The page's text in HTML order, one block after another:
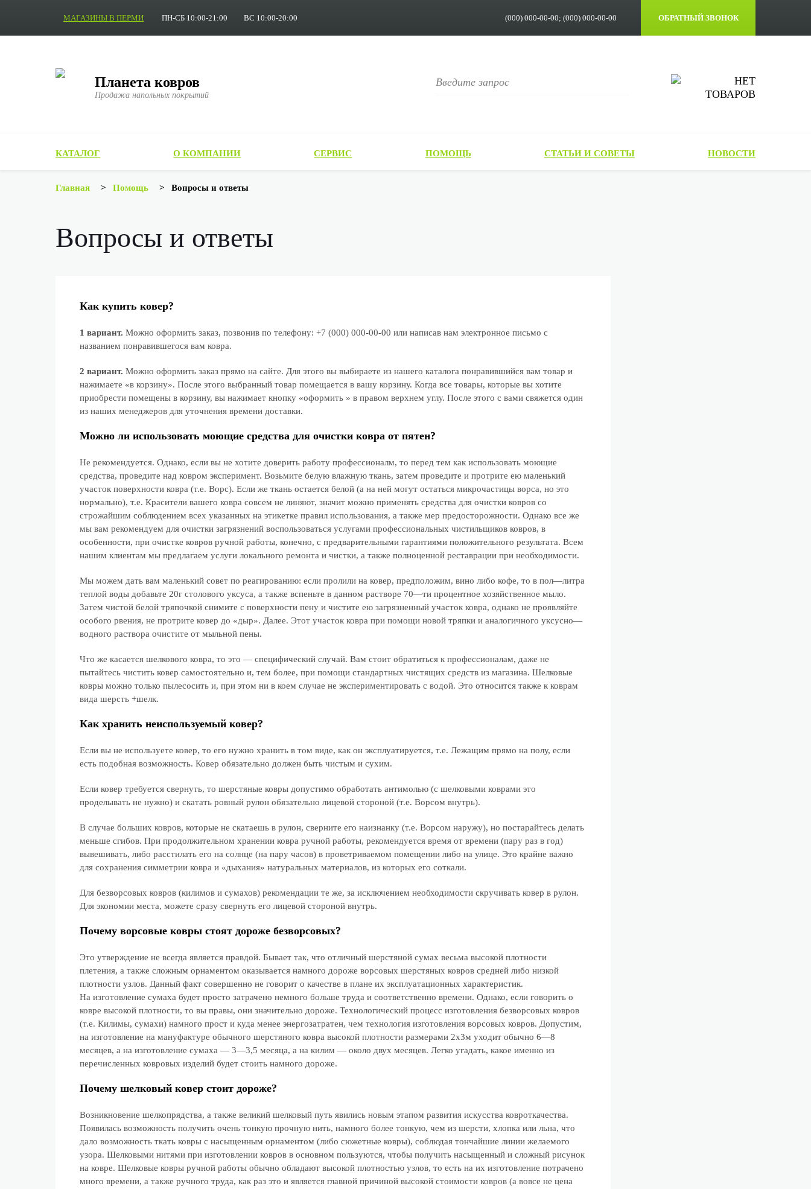
МАГАЗИНЫ В ПЕРМИ ПН-СБ 10:00-21:00 ВС 10:00-20:00 (000) 000-00-00; (000) 000-00-00 ОБРАТНЫЙ ЗВОНОК
Планета ковров
Продажа напольных покрытий
НЕТ
ТОВАРОВ
КАТАЛОГ О КОМПАНИИ СЕРВИС ПОМОЩЬ СТАТЬИ И СОВЕТЫ НОВОСТИ
Главная > Помощь > Вопросы и ответы
Вопросы и ответы
Как купить ковер?
1 вариант. Можно оформить заказ, позвонив по телефону: +7 (000) 000-00-00 или написав нам электронное письмо с
названием понравившегося вам ковра.
2 вариант. Можно оформить заказ прямо на сайте. Для этого вы выбираете из нашего каталога понравившийся вам товар и
нажимаете «в корзину». После этого выбранный товар помещается в вашу корзину. Когда все товары, которые вы хотите
приобрести помещены в корзину, вы нажимает кнопку «оформить » в правом верхнем углу. После этого с вами свяжется один
из наших менеджеров для уточнения времени доставки.
Можно ли использовать моющие средства для очистки ковра от пятен?
Не рекомендуется. Однако, если вы не хотите доверить работу профессионалм, то перед тем как использовать моющие
средства, проведите над ковром эксперимент. Возьмите белую влажную ткань, затем проведите и протрите ею маленький
участок поверхности ковра (т.е. Ворс). Если же ткань остается белой (а на ней могут остаться микрочастицы ворса, но это
нормально), т.е. Красители вашего ковра совсем не линяют, значит можно применять средства для очистки ковров со
строжайшим соблюдением всех указанных на этикетке правил использования, а также мер предосторожности. Однако все же
мы вам рекомендуем для очистки загрязнений воспользоваться услугами профессиональных чистильщиков ковров, в
особенности, при очистке ковров ручной работы, конечно, с предварительными гарантиями положительного результата. Всем
нашим клиентам мы предлагаем услуги локального ремонта и чистки, а также полноценной реставрации при необходимости.
Мы можем дать вам маленький совет по реагированию: если пролили на ковер, предположим, вино либо кофе, то в пол—литра
теплой воды добавьте 20г столового уксуса, а также вспеньте в данном растворе 70—ти процентное хозяйственное мыло.
Затем чистой белой тряпочкой снимите с поверхности пену и чистите ею загрязненный участок ковра, однако не проявляйте
особого рвения, не протрите ковер до «дыр». Далее. Этот участок ковра при помощи новой тряпки и аналогичного уксусно—
водного раствора очистите от мыльной пены.
Что же касается шелкового ковра, то это — специфический случай. Вам стоит обратиться к профессионалам, даже не
пытайтесь чистить ковер самостоятельно и, тем более, при помощи стандартных чистящих средств из магазина. Шелковые
ковры можно только пылесосить и, при этом ни в коем случае не экспериментировать с водой. Это относится также к коврам
вида шерсть +шелк.
Как хранить неиспользуемый ковер?
Если вы не используете ковер, то его нужно хранить в том виде, как он эксплуатируется, т.е. Лежащим прямо на полу, если
есть подобная возможность. Ковер обязательно должен быть чистым и сухим.
Если ковер требуется свернуть, то шерстяные ковры допустимо обработать антимолью (с шелковыми коврами это
проделывать не нужно) и скатать ровный рулон обязательно лицевой стороной (т.е. Ворсом внутрь).
В случае больших ковров, которые не скатаешь в рулон, сверните его наизнанку (т.е. Ворсом наружу), но постарайтесь делать
меньше сгибов. При продолжительном хранении ковра ручной работы, рекомендуется время от времени (пару раз в год)
вывешивать, либо расстилать его на солнце (на пару часов) в проветриваемом помещении либо на улице. Это крайне важно
для сохранения симметрии ковра и «дыхания» натуральных материалов, из которых его соткали.
Для безворсовых ковров (килимов и сумахов) рекомендации те же, за исключением необходимости скручивать ковер в рулон.
Для экономии места, можете сразу свернуть его лицевой стороной внутрь.
Почему ворсовые ковры стоят дороже безворсовых?
Это утверждение не всегда является правдой. Бывает так, что отличный шерстяной сумах весьма высокой плотности
плетения, а также сложным орнаментом оказывается намного дороже ворсовых шерстяных ковров средней либо низкой
плотности узлов. Данный факт совершенно не говорит о качестве в плане их эксплуатационных характеристик.
На изготовление сумаха будет просто затрачено немного больше труда и соответственно времени. Однако, если говорить о
ковре высокой плотности, то вы правы, они значительно дороже. Технологический процесс изготовления безворсовых ковров
(т.е. Килимы, сумахи) намного прост и куда менее энергозатратен, чем технология изготовления ворсовых ковров. Допустим,
на изготовление на мануфактуре обычного шерстяного ковра высокой плотности размерами 2х3м уходит обычно 6—8
месяцев, а на изготовление сумаха — 3—3,5 месяца, а на килим — около двух месяцев. Легко угадать, какое именно из
перечисленных ковровых изделий будет стоить намного дороже.
Почему шелковый ковер стоит дороже?
Возникновение шелкопрядства, а также великий шелковый путь явились новым этапом развития искусства ковроткачества.
Появилась возможность получить очень тонкую прочную нить, намного более тонкую, чем из шерсти, хлопка или льна, что
дало возможность ткать ковры с насыщенным орнаментом (либо сюжетные ковры), соблюдая тончайшие линии желаемого
узора. Шелковыми нитями при изготовлении ковров в основном пользуются, чтобы получить насыщенный и сложный рисунок
на ковре. Шелковые ковры ручной работы обычно обладают высокой плотностью узлов, то есть на их изготовление потрачено
много времени, а также ручного труда, как раз это и является главной причиной высокой стоимости ковров (а вовсе не цена